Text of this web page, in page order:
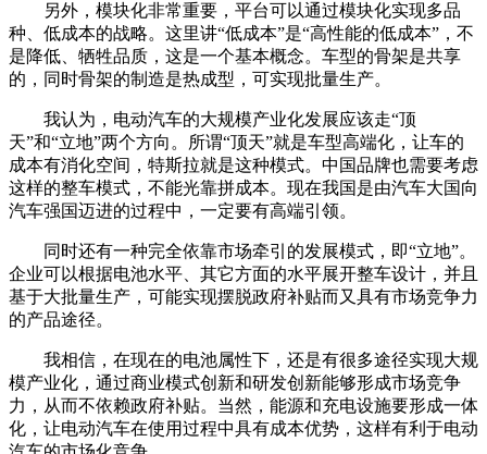
另外，模块化非常重要，平台可以通过模块化实现多品
种、低成本的战略。这里讲“低成本”是“高性能的低成本”，不
是降低、牺牲品质，这是一个基本概念。车型的骨架是共享
的，同时骨架的制造是热成型，可实现批量生产。
我认为，电动汽车的大规模产业化发展应该走“顶
天”和“立地”两个方向。所谓“顶天”就是车型高端化，让车的
成本有消化空间，特斯拉就是这种模式。中国品牌也需要考虑
这样的整车模式，不能光靠拼成本。现在我国是由汽车大国向
汽车强国迈进的过程中，一定要有高端引领。
同时还有一种完全依靠市场牵引的发展模式，即“立地”。
企业可以根据电池水平、其它方面的水平展开整车设计，并且
基于大批量生产，可能实现摆脱政府补贴而又具有市场竞争力
的产品途径。
我相信，在现在的电池属性下，还是有很多途径实现大规
模产业化，通过商业模式创新和研发创新能够形成市场竞争
力，从而不依赖政府补贴。当然，能源和充电设施要形成一体
化，让电动汽车在使用过程中具有成本优势，这样有利于电动